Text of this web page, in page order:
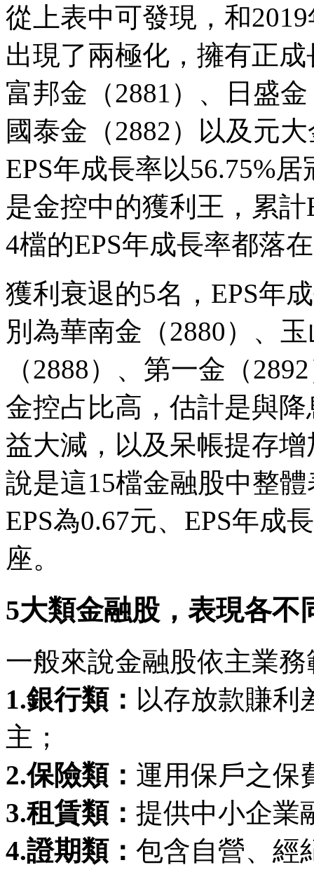
從上表中可發現，和
出現了兩極化，擁有正
富邦金（2881）、日盛
國泰金（2882）以及元
EPS年成長率以56.75%
是金控中的獲利王，累
4檔的EPS年成長率都落
獲利衰退的5名，EPS年
別為華南金（2880）、
（2888）、第一金（
金控占比高，估計是與
益大減，以及呆帳提存
說是這15檔金融股中整
EPS為0.67元、EPS年成
座。
5大類金融股，表現各不
一般來說金融股依主業
1.銀行類： 以存放款賺利
主；
2.保險類： 運用保戶之保
3.租賃類： 提供中小企業
4.證期類： 包含自營、經